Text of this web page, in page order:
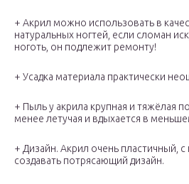
+ Акрил можно использовать в
натуральных ногтей, если сломан
ноготь, он подлежит ремонту!
+ Усадка материала практически
+ Пыль у акрила крупная и тяжёлая
менее летучая и вдыхается в
+ Дизайн. Акрил очень пластичный,
создавать потрясающий дизайн.